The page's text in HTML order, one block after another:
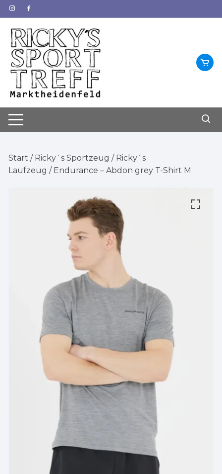
Zum
Inhalt
springen
Start / Ricky´s Sportzeug / Ricky´s
Laufzeug / Endurance – Abdon grey T-Shirt M